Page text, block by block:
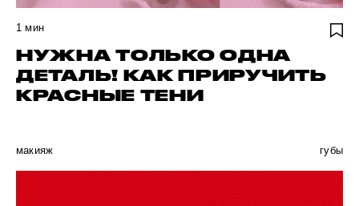
1 мин
НУЖНА ТОЛЬКО ОДНА
ДЕТАЛЬ! КАК ПРИРУЧИТЬ
КРАСНЫЕ ТЕНИ
макияж губы